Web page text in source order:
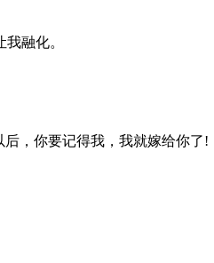
融化。
，你要记得我，我就嫁给你了!